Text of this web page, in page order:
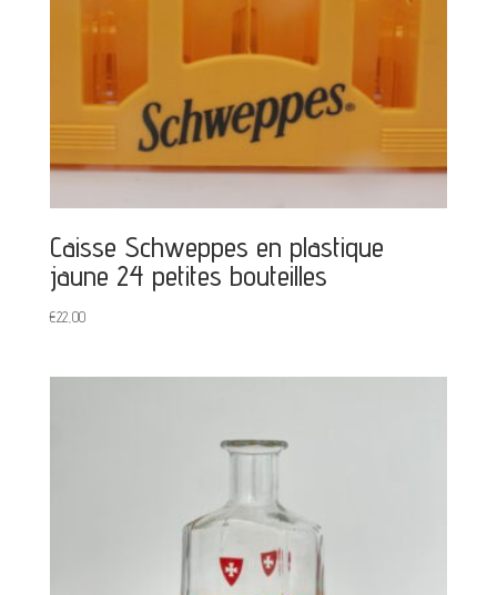
Caisse Schweppes en plastique
jaune 24 petites bouteilles
€22,00